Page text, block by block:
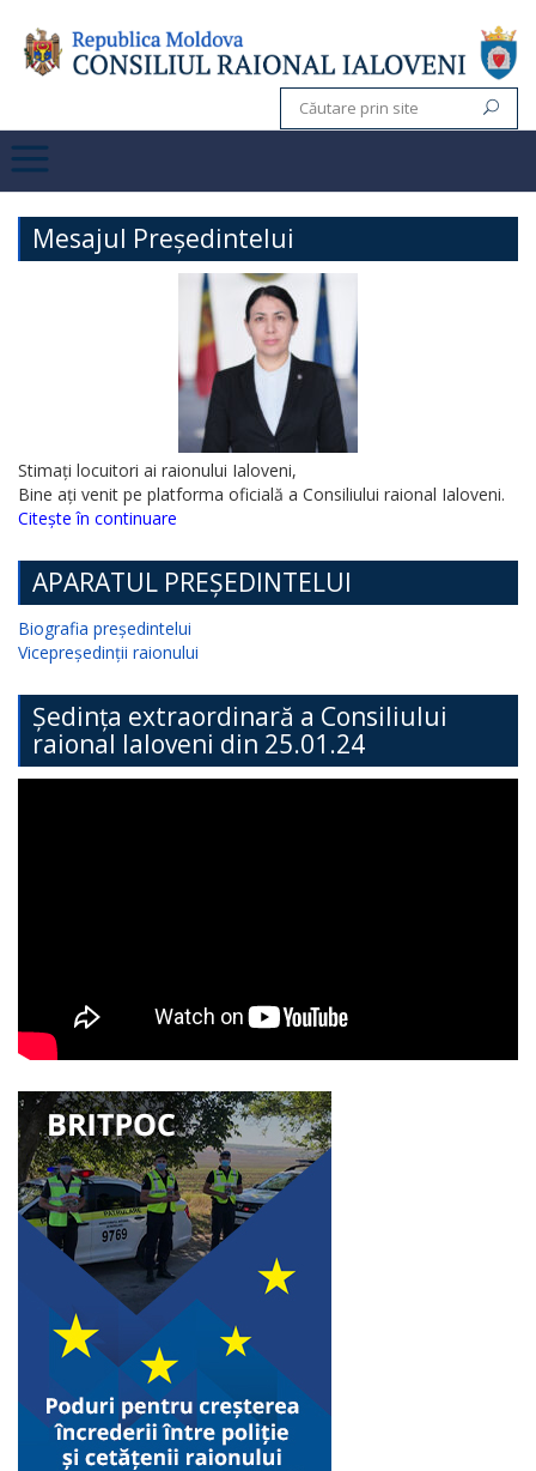
Mesajul Președintelui
Stimați locuitori ai raionului Ialoveni,
Bine ați venit pe platforma oficială a Consiliului raional Ialoveni.
Citește în continuare
APARATUL PREȘEDINTELUI
Biografia președintelui
Vicepreședinții raionului
Ședința extraordinară a Consiliului
raional Ialoveni din 25.01.24